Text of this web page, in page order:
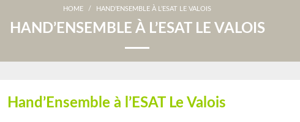
HOME / HAND’ENSEMBLE À L’ESAT LE VALOIS
HAND’ENSEMBLE À L’ESAT LE VALOIS
Hand’Ensemble à l’ESAT Le Valois